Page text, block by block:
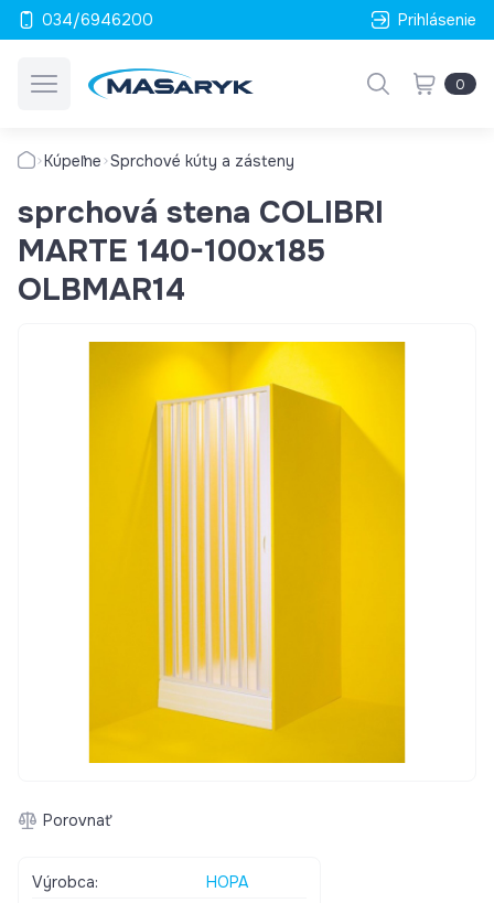
034/6946200 Prihlásenie
0
Kúpeľne Sprchové kúty a zásteny
sprchová stena COLIBRI
MARTE 140-100x185
OLBMAR14
Porovnať
Výrobca:
HOPA